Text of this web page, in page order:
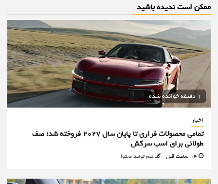
ممکن است ندیده باشید
1 دقیقه خوانده شده
اخبار
تمامی محصولات فراری تا پایان سال ۲۰۲۷ فروخته شد؛ صف
طولانی برای اسب سرکش
تیم تولید محتوا